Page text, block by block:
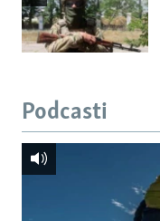
Podcasti